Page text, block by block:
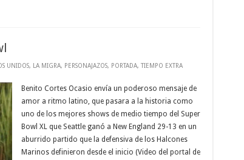
UNIDOS, LA MIGRA, PERSONAJAZOS, PORTADA, TIEMPO EXTRA
Benito Cortes Ocasio envía un poderoso mensaje de
amor a ritmo latino, que pasara a la historia como
uno de los mejores shows de medio tiempo del Super
Bowl XL que Seattle ganó a New England 29-13 en un
aburrido partido que la defensiva de los Halcones
Marinos definieron desde el inicio (Video del portal de